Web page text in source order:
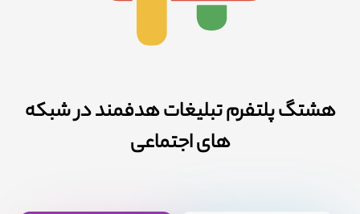
هشتگ پلتفرم تبلیغات هدفمند در شبکه
های اجتماعی